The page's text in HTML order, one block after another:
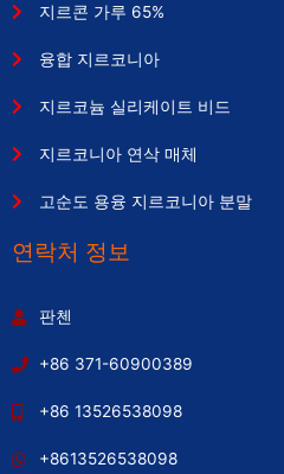
지르콘 가루 65%
융합 지르코니아
지르코늄 실리케이트 비드
지르코니아 연삭 매체
고순도 용융 지르코니아 분말
연락처 정보
판첸
+86 371-60900389
+86 13526538098
+8613526538098